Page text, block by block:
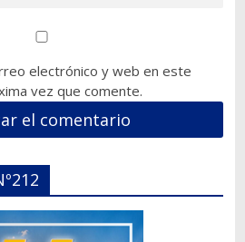
electrónico y web en este
vez que comente.